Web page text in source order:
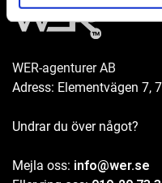
16 900 kr
WER-agenturer AB
Adress: Elementvägen 7,
Undrar du över något?
Mejla oss: info@wer.se